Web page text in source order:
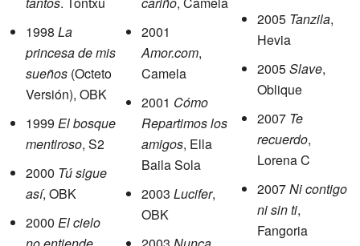
1998 La
princesa de mis
sueños (Octeto
Versión), OBK
1999 El bosque
mentiroso, S2
2000 Tú sigue
así, OBK
2000 El cielo
2001
Amor.com,
Camela
2001 Cómo
Repartimos los
amigos, Ella
Baila Sola
2003 Lucifer,
OBK
2005 Tanzila,
Hevia
2005Slave,
Oblique
2007 Te
recuerdo,
Lorena C
2007Ni contigo
ni sin ti,
Fangoria